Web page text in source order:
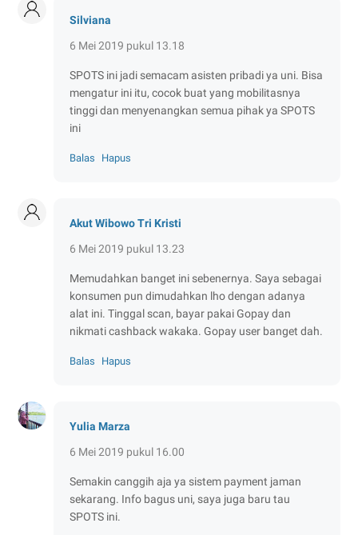
Silviana
6 Mei 2019 pukul 13.18
SPOTS ini jadi semacam asisten pribadi ya uni. Bisa
mengatur ini itu, cocok buat yang mobilitasnya
tinggi dan menyenangkan semua pihak ya SPOTS
ini
Balas Hapus
Akut Wibowo Tri Kristi
6 Mei 2019 pukul 13.23
Memudahkan banget ini sebenernya. Saya sebagai
konsumen pun dimudahkan lho dengan adanya
alat ini. Tinggal scan, bayar pakai Gopay dan
nikmati cashback wakaka. Gopay user banget dah.
Balas Hapus
Yulia Marza
6 Mei 2019 pukul 16.00
Semakin canggih aja ya sistem payment jaman
sekarang. Info bagus uni, saya juga baru tau
SPOTS ini.